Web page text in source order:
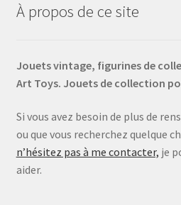
À propos de ce site
Jouets vintage, figurines de
Art Toys. Jouets de collection
Si vous avez besoin de plus de
ou que vous recherchez quelque
n’hésitez pas à me contacter, je
aider.